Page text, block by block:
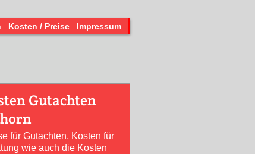
Gutachten
für Gutachten, Kosten für
wie auch die Kosten
Kosten / Preise Impressum